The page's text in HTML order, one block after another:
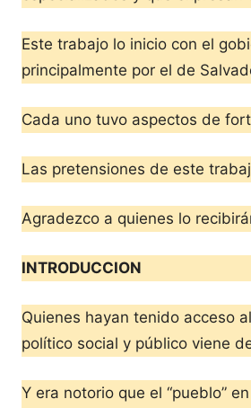
Este trabajo lo inicio con el
principalmente por el de
Cada uno tuvo aspectos de
Las pretensiones de este
Agradezco a quienes lo
INTRODUCCION
Quienes hayan tenido acceso
político social y público viene
Y era notorio que el “pueblo”